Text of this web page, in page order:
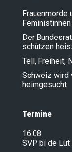
Frauenmorde
Der
schützen
Tell, Freiheit,
Schweiz wird
heimgesucht
Termine
16.08
SVP bi de Lüt